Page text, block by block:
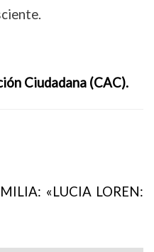
Ciudadana (CAC).
«LUCIA LOREN: